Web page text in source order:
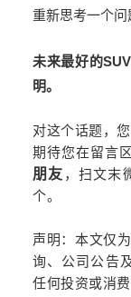
重新思考一个问
未来最好的SUV
明。
对这个话题，您
期待您在留言
朋友 ，扫文末
个。
声明：本文仅
询、公司公告
任何投资或消费